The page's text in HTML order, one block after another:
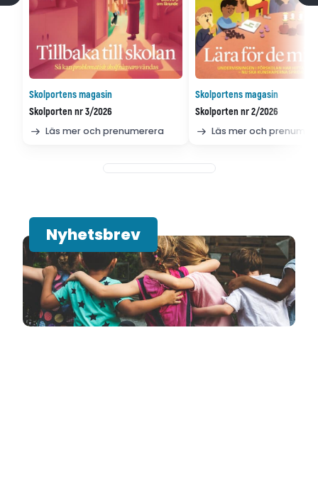
Skolportens magasin
Skolporten nr 3/2026
Läs mer och prenumerera
Skolportens magasin
Skolporten nr 2/2026
Läs mer och
Nyhetsbrev